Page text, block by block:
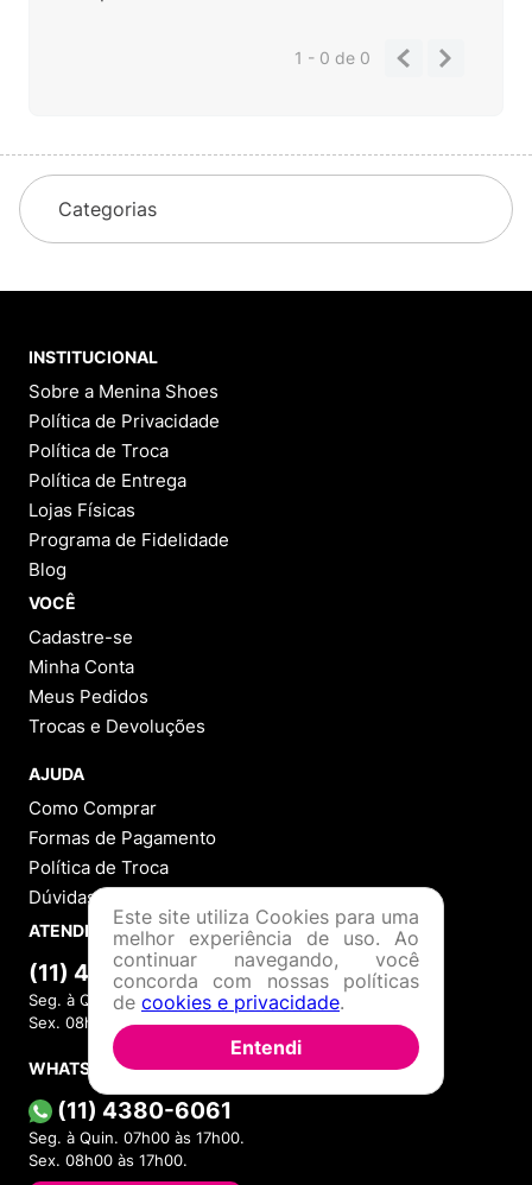
1 - 0de 0
Categorias
INSTITUCIONAL
Sobre a Menina Shoes
Política de Privacidade
Política de Troca
Política de Entrega
Lojas Físicas
Programa de Fidelidade
Blog
VOCÊ
Cadastre-se
Minha Conta
Meus Pedidos
Trocas e Devoluções
AJUDA
Como Comprar
Formas de Pagamento
Política de Troca
Dúvidas Frequentes
ATENDIMENTO
(11) 4380-6061
Seg. à Quin. 07h00 às 17h00.
Sex. 08h00 às 17h00.
WHATSAPP
(11) 4380-6061
Seg. à Quin. 07h00 às 17h00.
Sex. 08h00 às 17h00.
Este site utiliza Cookies para uma
melhor experiência de uso. Ao
continuar navegando, você
concorda com nossas políticas
de cookies e privacidade.
Entendi